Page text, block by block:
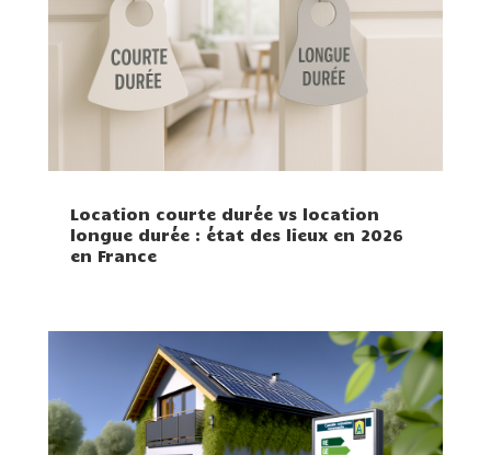
Location courte durée vs location
longue durée : état des lieux en 2026
en France